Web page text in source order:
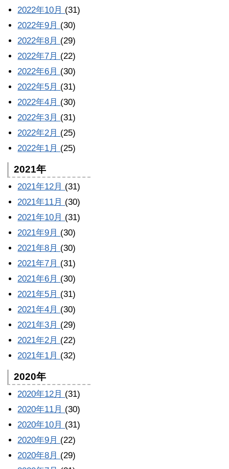
2022年10月 (31)
2022年9月 (30)
2022年8月 (29)
2022年7月 (22)
2022年6月 (30)
2022年5月 (31)
2022年4月 (30)
2022年3月 (31)
2022年2月 (25)
2022年1月 (25)
2021年
2021年12月 (31)
2021年11月 (30)
2021年10月 (31)
2021年9月 (30)
2021年8月 (30)
2021年7月 (31)
2021年6月 (30)
2021年5月 (31)
2021年4月 (30)
2021年3月 (29)
2021年2月 (22)
2021年1月 (32)
2020年
2020年12月 (31)
2020年11月 (30)
2020年10月 (31)
2020年9月 (22)
2020年8月 (29)